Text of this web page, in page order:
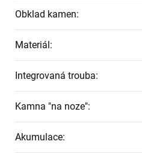
Obklad kamen:
Materiál:
Integrovaná trouba:
Kamna "na noze":
Akumulace: